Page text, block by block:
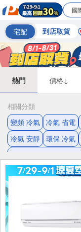
宅配 到店取貨
熱門 價格↓
相關分類
變頻 冷氣 冷氣 省電
冷氣 安靜 環保 冷氣